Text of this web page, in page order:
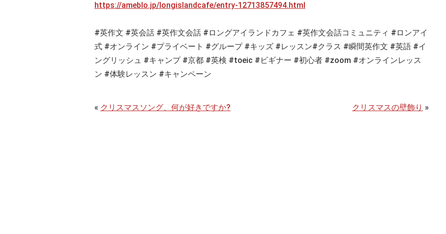
https://ameblo.jp/longislandcafe/entry-12713857494.html
#英作文 #英会話 #英作文会話 # ロングアイランドカフェ #英作文会話コミュニティ # ロンアイ
式 #オンライン #プライベート #グループ#キッズ #レッスン#クラス #瞬間英作文 #英語 #イ
ングリッシュ #キャンプ#京都 #英検 #toeic #ビギナー #初心者 #zoom #オンラインレッス
ン #体験レッスン #キャンペーン
« クリスマスソング、何が好きですか? クリスマスの壁飾り »